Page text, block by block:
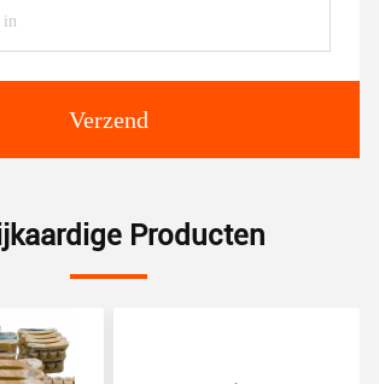
Verzend
Producten